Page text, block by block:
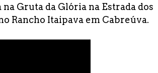
na Gruta da Glória na Estrada dos
Rancho Itaipava em Cabreúva.